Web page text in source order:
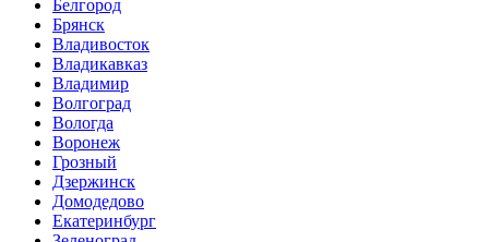
Белгород
Брянск
Владивосток
Владикавказ
Владимир
Волгоград
Вологда
Воронеж
Грозный
Дзержинск
Домодедово
Екатеринбург